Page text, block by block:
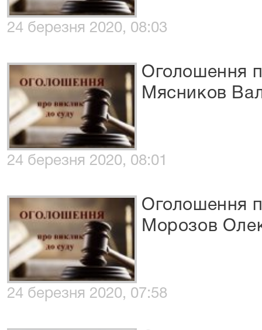
24 березня 2020, 08:03
Оголошення
Мясников
24 березня 2020, 08:01
Оголошення
Морозов
24 березня 2020, 07:58